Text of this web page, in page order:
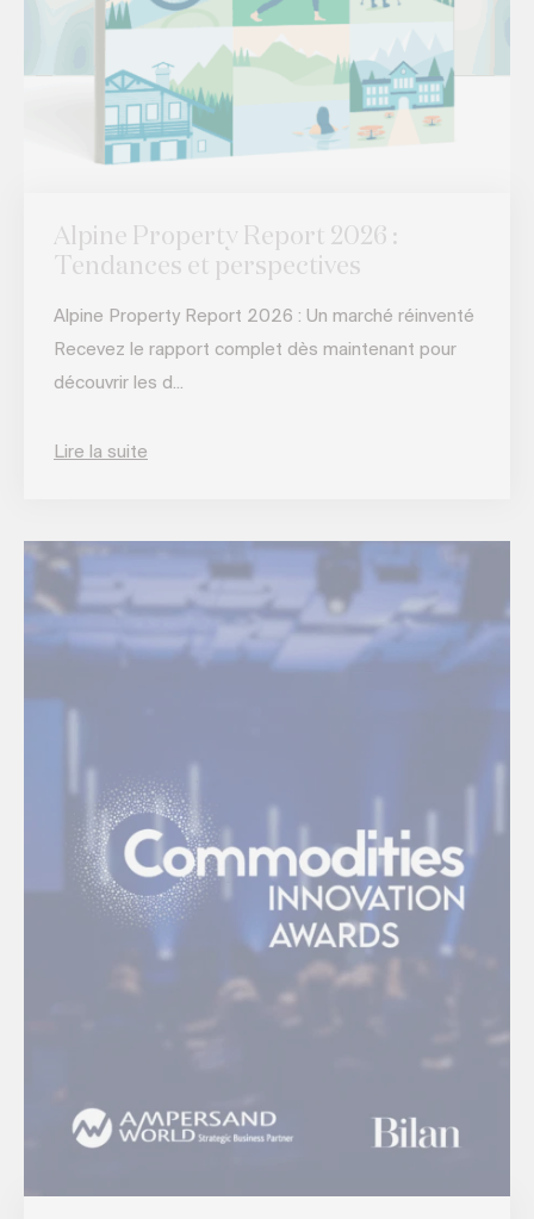
Alpine Property Report 2026 :
Tendances et perspectives
Alpine Property Report 2026 : Un marché réinventé
Recevez le rapport complet dès maintenant pour
découvrir les d...
Lire la suite